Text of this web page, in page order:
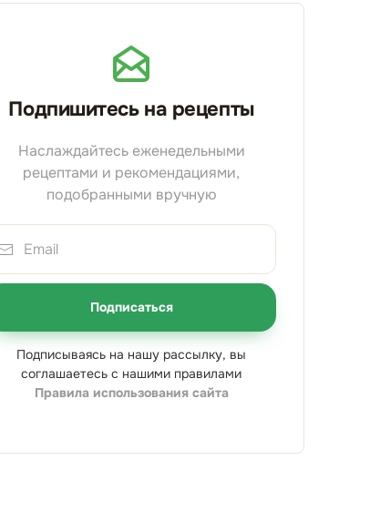
Подпишитесь на рецепты
Наслаждайтесь еженедельными
рецептами и рекомендациями,
подобранными вручную
Подписаться
Подписываясь на нашу рассылку, вы
соглашаетесь с нашими правилами
Правила использования сайта